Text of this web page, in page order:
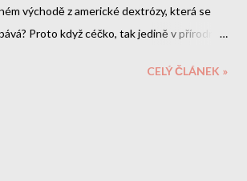
východě z americké dextrózy, která se
Proto když céčko, tak jedině v přírodní
CELÝ ČLÁNEK »